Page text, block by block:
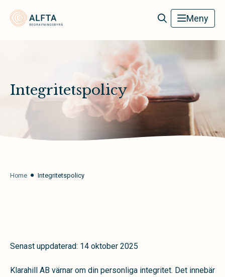
Meny
Integritetspolicy
Home Integritetspolicy
Senast uppdaterad: 14 oktober 2025
Klarahill AB värnar om din personliga integritet. Det innebär